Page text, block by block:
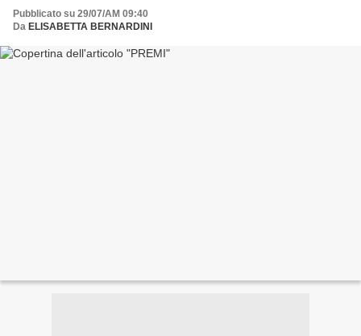
Pubblicato su 29/07/AM 09:40
Da ELISABETTA BERNARDINI